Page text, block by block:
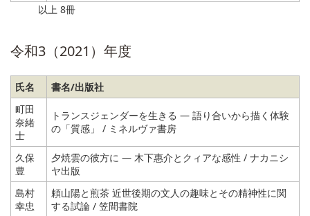
以上 8冊
令和3（2021）年度
氏名
書名/出版社
町田
奈緒
士
トランスジェンダーを生きる ― 語り合いから描く体験
の「質感」 / ミネルヴァ書房
久保
豊
夕焼雲の彼方に ― 木下惠介とクィアな感性 / ナカニシ
ヤ出版
島村
幸忠
頼山陽と煎茶 近世後期の文人の趣味とその精神性に関
する試論 / 笠間書院